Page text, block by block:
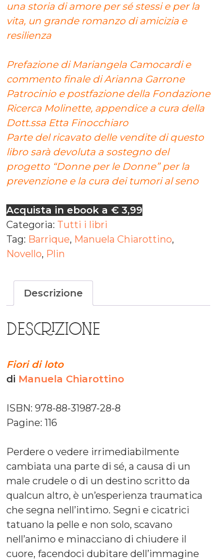
una storia di amore per sé stessi e per la
vita, un grande romanzo di amicizia e
resilienza
Prefazione di Mariangela Camocardi e
commento finale di Arianna Garrone
Patrocinio e postfazione della Fondazione
Ricerca Molinette, appendice a cura della
Dott.ssa Etta Finocchiaro
Parte del ricavato delle vendite di questo
libro sarà devoluta a sostegno del
progetto “Donne per le Donne” per la
prevenzione e la cura dei tumori al seno
Acquista in ebook a € 3,99
Categoria: Tutti i libri
Tag: Barrique, Manuela Chiarottino,
Novello, Plin
Descrizione
DESCRIZIONE
Fiori di loto
di Manuela Chiarottino
ISBN: 978-88-31987-28-8
Pagine: 116
Perdere o vedere irrimediabilmente
cambiata una parte di sé, a causa di un
male crudele o di un destino scritto da
qualcun altro, è un’esperienza traumatica
che segna nell’intimo. Segni e cicatrici
tatuano la pelle e non solo, scavano
nell’animo e minacciano di chiudere il
cuore, facendoci dubitare dell’immagine